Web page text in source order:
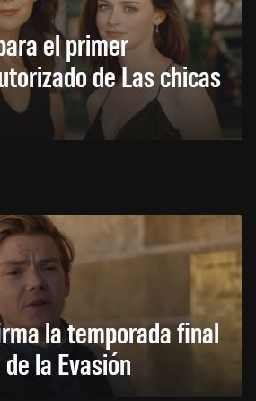
el primer
de Las chicas
la temporada final
la Evasión